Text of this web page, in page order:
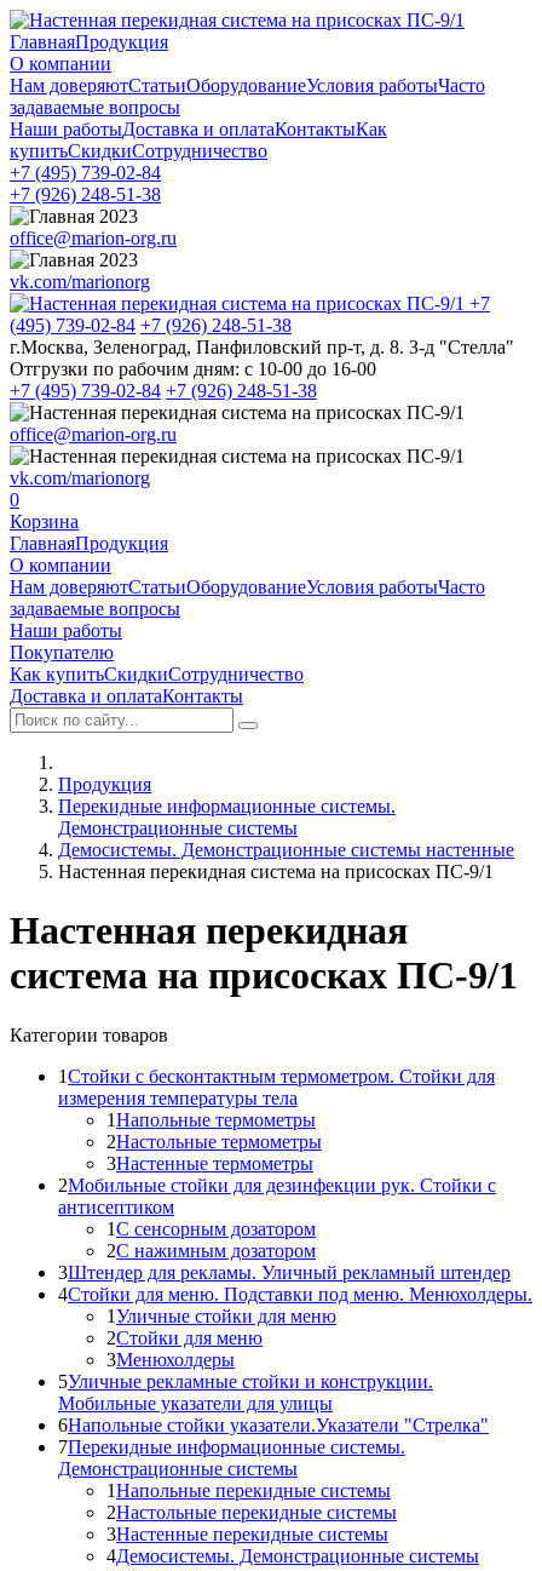
ГлавнаяПродукция
О компании
Нам доверяютСтатьиОборудованиеУсловия работыЧасто
задаваемые вопросы
Наши работыДоставка и оплатаКонтактыКак
купитьСкидкиСотрудничество
+7 (495) 739-02-84
+7 (926) 248-51-38
office@marion-org.ru
vk.com/marionorg
+7
(495) 739-02-84 +7 (926) 248-51-38
г.Москва, Зеленоград, Панфиловский пр-т, д. 8. З-д "Стелла"
Отгрузки по рабочим дням: с 10-00 до 16-00
+7 (495) 739-02-84 +7 (926) 248-51-38
office@marion-org.ru
vk.com/marionorg
0
Корзина
ГлавнаяПродукция
О компании
Нам доверяютСтатьиОборудованиеУсловия работыЧасто
задаваемые вопросы
Наши работы
Покупателю
Как купитьСкидкиСотрудничество
Доставка и оплатаКонтакты
Продукция
Перекидные информационные системы.
Демонстрационные системы
Демосистемы. Демонстрационные системы настенные
Настенная перекидная система на присосках ПС-9/1
Настенная перекидная
система на присосках ПС-9/1
Категории товаров
1Стойки с бесконтактным термометром. Стойки для
измерения температуры тела
1Напольные термометры
2Настольные термометры
3Настенные термометры
2Мобильные стойки для дезинфекции рук. Стойки с
антисептиком
1С сенсорным дозатором
2С нажимным дозатором
3Штендер для рекламы. Уличный рекламный штендер
4Стойки для меню. Подставки под меню. Менюхолдеры.
1Уличные стойки для меню
2Стойки для меню
3Менюхолдеры
5Уличные рекламные стойки и конструкции.
Мобильные указатели для улицы
6Напольные стойки указатели.Указатели "Стрелка"
7Перекидные информационные системы.
Демонстрационные системы
1Напольные перекидные системы
2Настольные перекидные системы
3Настенные перекидные системы
4Демосистемы. Демонстрационные системы